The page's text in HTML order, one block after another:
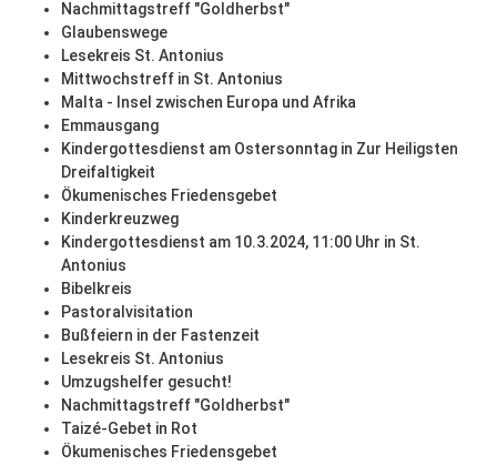
Nachmittagstreff "Goldherbst"
Glaubenswege
Lesekreis St. Antonius
Mittwochstreff in St. Antonius
Malta - Insel zwischen Europa und Afrika
Emmausgang
Kindergottesdienst am Ostersonntag in Zur Heiligsten
Dreifaltigkeit
Ökumenisches Friedensgebet
Kinderkreuzweg
Kindergottesdienst am 10.3.2024, 11:00 Uhr in St.
Antonius
Bibelkreis
Pastoralvisitation
Bußfeiern in der Fastenzeit
Lesekreis St. Antonius
Umzugshelfer gesucht!
Nachmittagstreff "Goldherbst"
Taizé-Gebet in Rot
Ökumenisches Friedensgebet